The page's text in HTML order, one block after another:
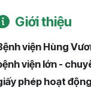
Giới thiệu
viện Hùng
viện lớn -
phép hoạt